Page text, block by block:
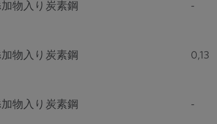
物入り炭素鋼 -
物入り炭素鋼 0,13
物入り炭素鋼 -